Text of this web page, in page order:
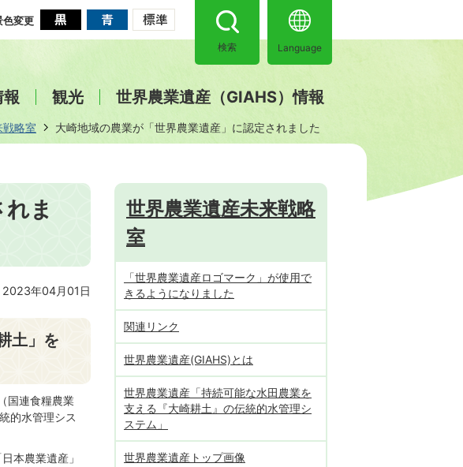
色変更
検索 Language
観光 世界農業遺産（GIAHS）情報
略室 大崎地域の農業が「世界農業遺産」に認定されました
ま
2023年04月01日
土」を
国連食糧農業
的水管理シス
本農業遺産」
世界農業遺産未来戦略
室
「世界農業遺産ロゴマーク」が使用で
きるようになりました
関連リンク
世界農業遺産(GIAHS)とは
世界農業遺産「持続可能な水田農業を
支える『大崎耕土』の伝統的水管理シ
ステム」
世界農業遺産トップ画像